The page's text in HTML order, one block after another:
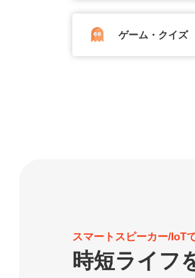
ゲーム・クイズ
スマートスピーカー/IoT
時短ライフ